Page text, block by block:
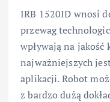
IRB 1520ID wnosi
przewag
wpływają na jakość
najważniejszych
aplikacji. Robot
z bardzo dużą